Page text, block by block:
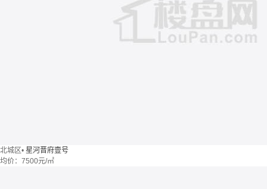
北城区• 星河晋府壹号
均价： 7500元/㎡